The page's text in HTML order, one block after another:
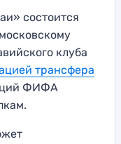
состоится
клуба
трансфера
ФИФА